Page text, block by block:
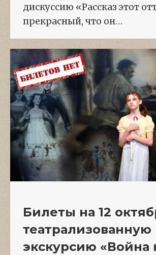
дискуссию «Рассказ этот
прекрасный, что он…
Билеты на 12
театрализованную
экскурсию «Война